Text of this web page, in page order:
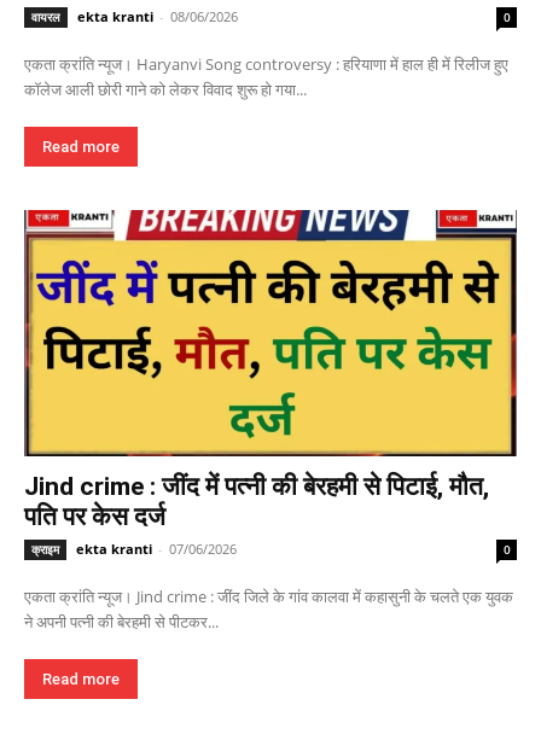
वायरल ekta kranti - 08/06/2026 0
एकता क्रांति न्यूज। Haryanvi Song controversy : हरियाणा में हाल ही में रिलीज हुए
कॉलेज आली छोरी गाने को लेकर विवाद शुरू हो गया...
Read more
Jind crime : जींद में पत्नी की बेरहमी से पिटाई, मौत,
पति पर केस दर्ज
क्राइम ekta kranti - 07/06/2026 0
एकता क्रांति न्यूज। Jind crime : जींद जिले के गांव कालवा में कहासुनी के चलते एक युवक
ने अपनी पत्नी की बेरहमी से पीटकर...
Read more